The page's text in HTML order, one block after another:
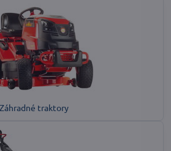
Záhradné traktory